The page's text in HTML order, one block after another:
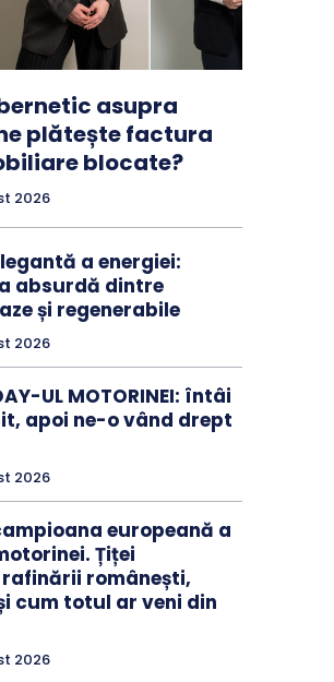
asupra
plătește factura
blocate?
2026
a energiei:
absurdă dintre
și regenerabile
2026
UL MOTORINEI: întâi
apoi ne-o vând drept
2026
europeană a
Țiței
românești,
cum totul ar veni din
2026